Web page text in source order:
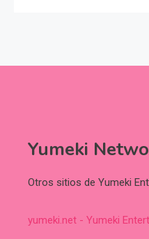
Yumeki
Otros sitios de Yumeki
yumeki.net - Yumeki